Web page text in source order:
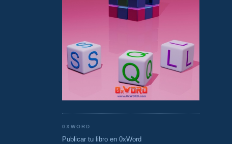
0XWORD
Publicar tu libro en 0xWord